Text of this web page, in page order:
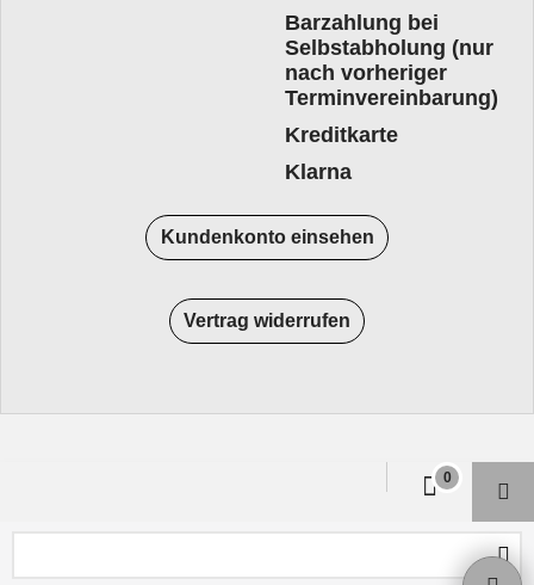
Barzahlung bei
Selbstabholung (nur
nach vorheriger
Terminvereinbarung)
Kreditkarte
Klarna
Kundenkonto einsehen
Vertrag widerrufen
0